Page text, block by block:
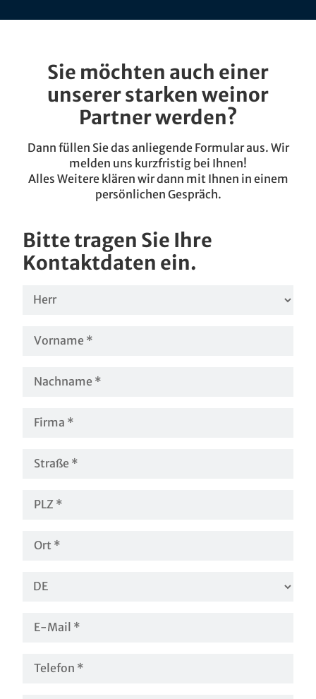
Sie möchten auch einer
unserer starken weinor
Partner werden?
Dann füllen Sie das anliegende Formular aus. Wir
melden uns kurzfristig bei Ihnen!
Alles Weitere klären wir dann mit Ihnen in einem
persönlichen Gespräch.
Bitte tragen Sie Ihre
Kontaktdaten ein.